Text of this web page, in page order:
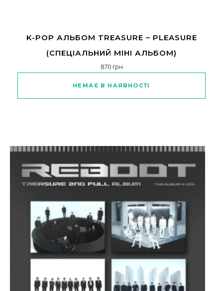
K-POP АЛЬБОМ TREASURE – PLEASURE
(СПЕЦІАЛЬНИЙ МІНІ АЛЬБОМ)
870грн
НЕМАЄ В НАЯВНОСТІ